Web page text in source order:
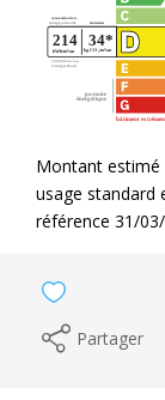
Montant estimé
usage standard
référence 31/
Partager